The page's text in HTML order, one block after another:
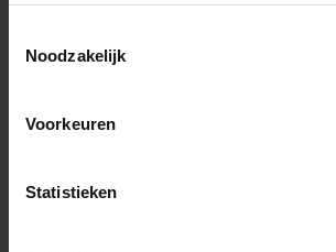
Noodzakelijk
Voorkeuren
Statistieken
Wat betekent dit voor het
gestremd. Treinen worden omgeleid
Reizigers krijgen van de vervoerder